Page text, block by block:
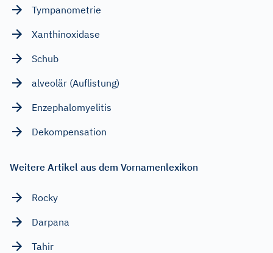
Tympanometrie
Xanthinoxidase
Schub
alveolär (Auflistung)
Enzephalomyelitis
Dekompensation
Weitere Artikel aus dem Vornamenlexikon
Rocky
Darpana
Tahir